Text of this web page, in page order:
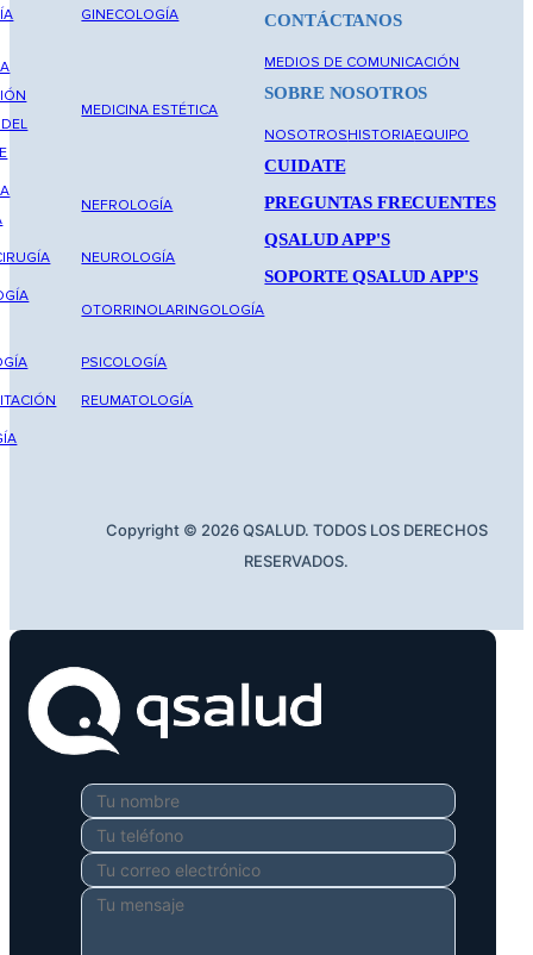
GINECOLOGÍA
MEDICINA ESTÉTICA
NEFROLOGÍA
NEUROLOGÍA
OTORRINOLARINGOLOGÍA
PSICOLOGÍA
REUMATOLOGÍA
CONTÁCTANOS
MEDIOS DE COMUNICACIÓN
SOBRE NOSOTROS
NOSOTROSHISTORIAEQUIPO
CUIDATE
PREGUNTAS FRECUENTES
QSALUD APP'S
SOPORTE QSALUD APP'S
Copyright © 2026 QSALUD. TODOS LOS DERECHOS
RESERVADOS.